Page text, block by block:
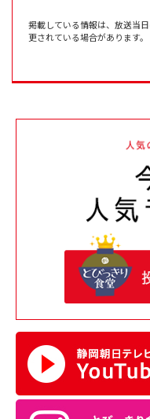
掲載している情報は、放送当
更されている場合があります。